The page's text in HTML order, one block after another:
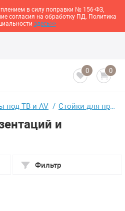
в силу поправки № 156-ФЗ,
согласия на обработку ПД. Политика
здесь>>
0 0
под ТВ и AV Стойки для презентаций и выставок
и
Фильтр